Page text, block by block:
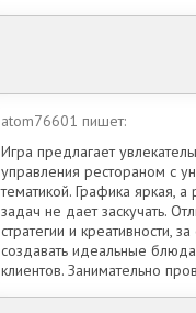
atom76601 пишет:
Игра предлагает
управления рестораном с
тематикой. Графика яркая, а
задач не дает заскучать.
стратегии и креативности,
создавать идеальные
клиентов. Занимательно